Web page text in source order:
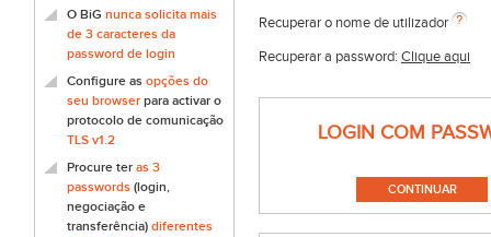
O BiG nunca solicita mais
de 3 caracteres da
password de login
Configure as opções do
seu browser para activar o
protocolo de comunicação
TLS v1.2
Procure ter as 3
passwords (login,
negociação e
transferência) diferentes
Recuperar o nome de utilizador
Recuperar a password: Clique aqui
LOGIN COM